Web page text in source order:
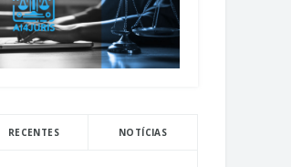
RECENTES NOTÍCIAS